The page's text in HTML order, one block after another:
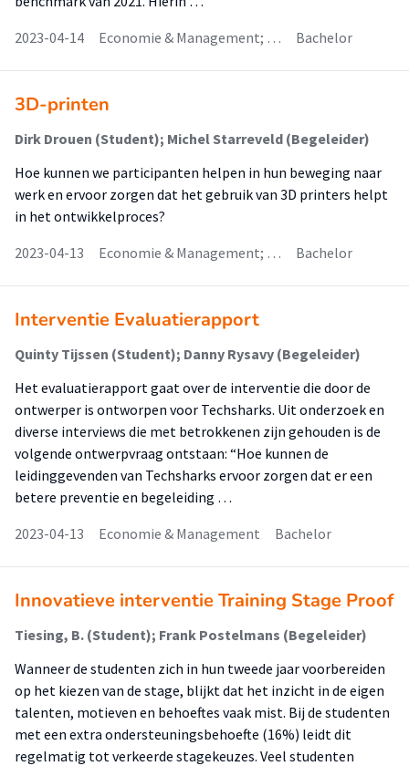
2023-04-14
Economie & Management; … Bachelor
3D-printen
Dirk Drouen (Student); Michel Starreveld (Begeleider)
Hoe kunnen we participanten helpen in hun beweging naar
werk en ervoor zorgen dat het gebruik van 3D printers helpt
in het ontwikkelproces?
2023-04-13
Economie & Management; … Bachelor
Interventie Evaluatierapport
Quinty Tijssen (Student); Danny Rysavy (Begeleider)
Het evaluatierapport gaat over de interventie die door de
ontwerper is ontworpen voor Techsharks. Uit onderzoek en
diverse interviews die met betrokkenen zijn gehouden is de
volgende ontwerpvraag ontstaan: “Hoe kunnen de
leidinggevenden van Techsharks ervoor zorgen dat er een
betere preventie en begeleiding …
2023-04-13
Economie & Management Bachelor
Innovatieve interventie Training Stage Proof
Tiesing, B. (Student); Frank Postelmans (Begeleider)
Wanneer de studenten zich in hun tweede jaar voorbereiden
op het kiezen van de stage, blijkt dat het inzicht in de eigen
talenten, motieven en behoeftes vaak mist. Bij de studenten
met een extra ondersteuningsbehoefte (16%) leidt dit
regelmatig tot verkeerde stagekeuzes. Veel studenten